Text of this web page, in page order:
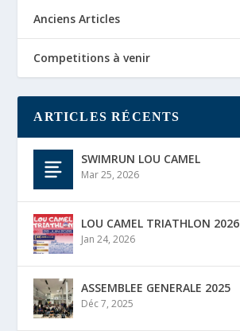
Anciens Articles
Competitions à venir
ARTICLES RÉCENTS
SWIMRUN LOU CAMEL
Mar 25, 2026
LOU CAMEL TRIATHLON 2026
Jan 24, 2026
ASSEMBLEE GENERALE 2025
Déc 7, 2025